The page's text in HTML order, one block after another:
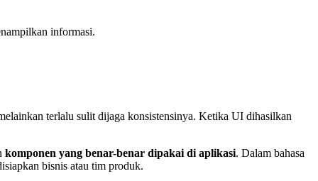
informasi.
terlalu sulit dijaga konsistensinya. Ketika UI dihasilkan
komponen yang benar-benar dipakai di aplikasi. Dalam bahasa
bisnis atau tim produk.